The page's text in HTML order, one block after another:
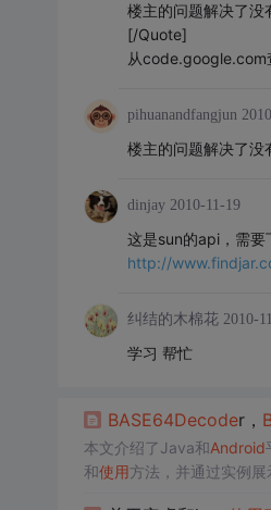
楼主的问题解决了没
[/Quote]
从code.google.com
pihuanandfangjun
楼主的问题解决了没
dinjay 2010-11-19
这是sun的api，需要
http://
纠结的木棉花 2010-
学习 帮忙
BASE64Decoder，
本文介绍了Java和Android
和使用方法，并通过实例展